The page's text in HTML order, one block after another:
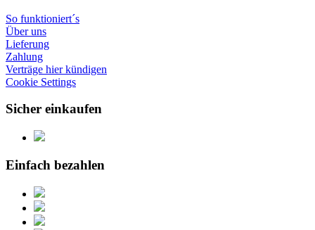
So funktioniert´s
Über uns
Lieferung
Zahlung
Verträge hier kündigen
Cookie Settings
Sicher einkaufen
Einfach bezahlen